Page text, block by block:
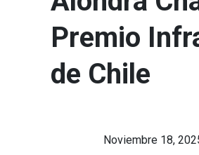
Premio
de Chile
Noviembre 18,